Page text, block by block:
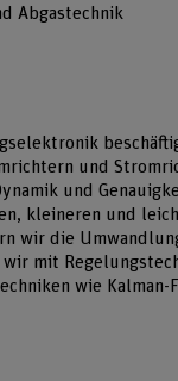
Abgastechnik
und
und
kleineren und
wir die
mit
wie Kalman-